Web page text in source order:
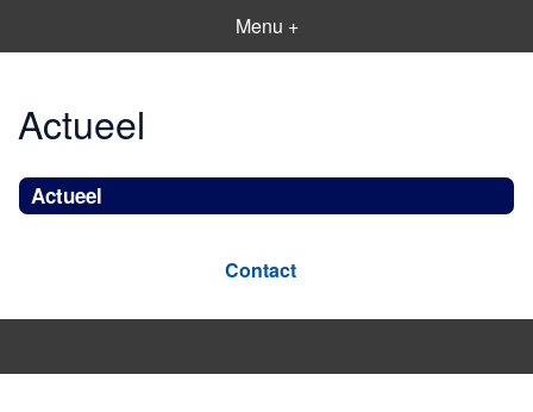
Menu +
Actueel
Actueel
Contact